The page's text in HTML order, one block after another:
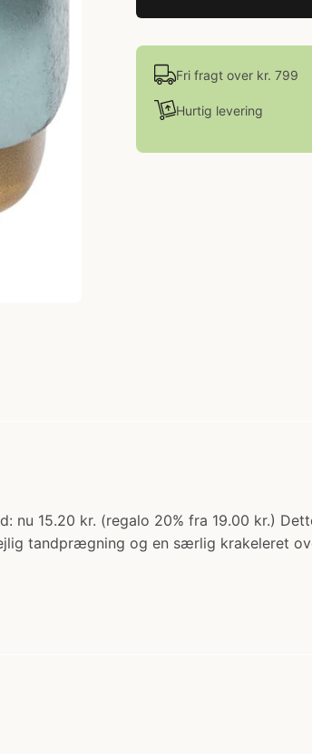
Fri fragt over kr. 799
Hurtig levering
nu 15.20 kr. (regalo 20% fra 19.00 kr.)
tandprægning og en særlig krakeleret